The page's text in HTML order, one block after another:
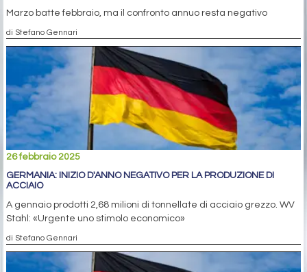
Marzo batte febbraio, ma il confronto annuo resta negativo
di Stefano Gennari
26 febbraio 2025
GERMANIA: INIZIO D'ANNO NEGATIVO PER LA PRODUZIONE DI
ACCIAIO
A gennaio prodotti 2,68 milioni di tonnellate di acciaio grezzo. WV
Stahl: «Urgente uno stimolo economico»
di Stefano Gennari